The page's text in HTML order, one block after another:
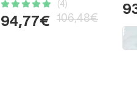
(4)
94,77€ 106,48€